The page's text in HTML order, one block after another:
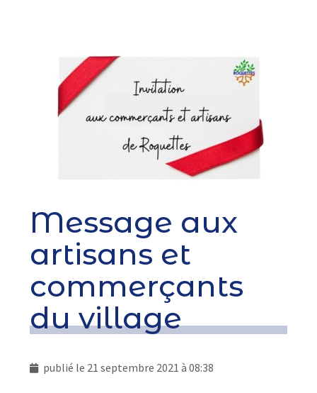
Message aux
artisans et
commerçants
du village
publié le 21 septembre 2021 à 08:38